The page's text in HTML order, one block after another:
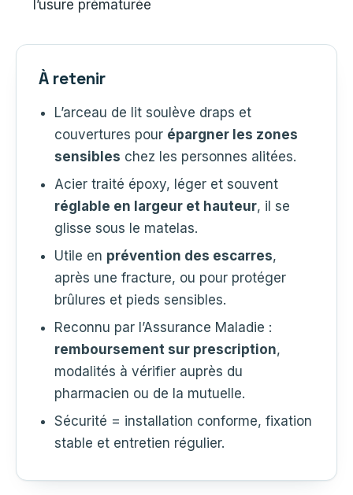
l’usure prématurée
À retenir
L’arceau de lit soulève draps et
couvertures pour épargner les zones
sensibles chez les personnes alitées.
Acier traité époxy, léger et souvent
réglable en largeur et hauteur, il se
glisse sous le matelas.
Utile en prévention des escarres,
après une fracture, ou pour protéger
brûlures et pieds sensibles.
Reconnu par l’Assurance Maladie :
remboursement sur prescription,
modalités à vérifier auprès du
pharmacien ou de la mutuelle.
Sécurité = installation conforme, fixation
stable et entretien régulier.